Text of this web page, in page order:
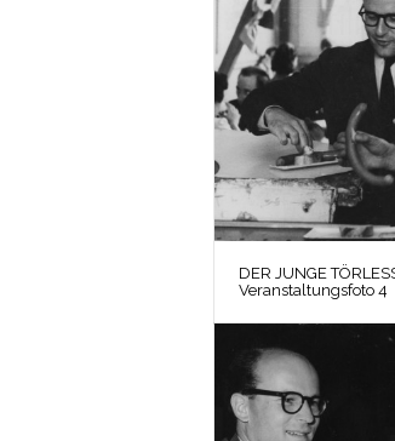
DER JUNGE
Veranstaltungsfoto 4